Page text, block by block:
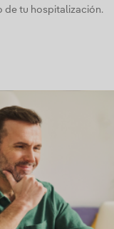
de tu hospitalización.